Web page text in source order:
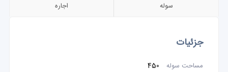
سوله اجاره
جزئیات
مساحت سوله